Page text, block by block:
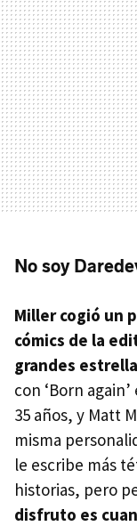
No soy
Miller cogió un
cómics de la
grandes
con ‘Born
35 años, y Matt
misma
le escribe más
historias, pero
disfruto es